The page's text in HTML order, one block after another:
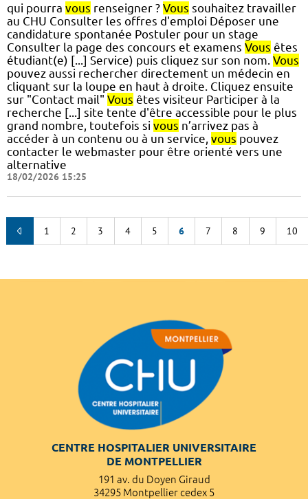
qui pourra vous renseigner ? Vous souhaitez travailler
au CHU Consulter les offres d'emploi Déposer une
candidature spontanée Postuler pour un stage
Consulter la page des concours et examens Vous êtes
étudiant(e) [...] Service) puis cliquez sur son nom. Vous
pouvez aussi rechercher directement un médecin en
cliquant sur la loupe en haut à droite. Cliquez ensuite
sur "Contact mail" Vous êtes visiteur Participer à la
recherche [...] site tente d'être accessible pour le plus
grand nombre, toutefois si vous n’arrivez pas à
accéder à un contenu ou à un service, vous pouvez
contacter le webmaster pour être orienté vers une
alternative
18/02/2026 15:25
1 2 3 4 5 6 7 8 9 10
CENTRE HOSPITALIER UNIVERSITAIRE
DE MONTPELLIER
191 av. du Doyen Giraud
34295 Montpellier cedex 5